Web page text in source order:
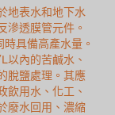
地表水和地下水
滲透膜管元件。
具備高產水量。
內的苦鹹水、
脫鹽處理。其應
飲用水、化工、
廢水回用、濃縮